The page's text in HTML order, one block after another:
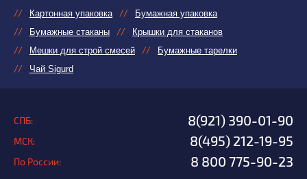
Картонная упаковка
Бумажная упаковка
Бумажные стаканы
Крышки для стаканов
Мешки для строй смесей
Бумажные тарелки
Чай Sigurd
СПБ: 8(921) 390-01-90
МСК: 8(495) 212-19-95
По России: 8 800 775-90-23